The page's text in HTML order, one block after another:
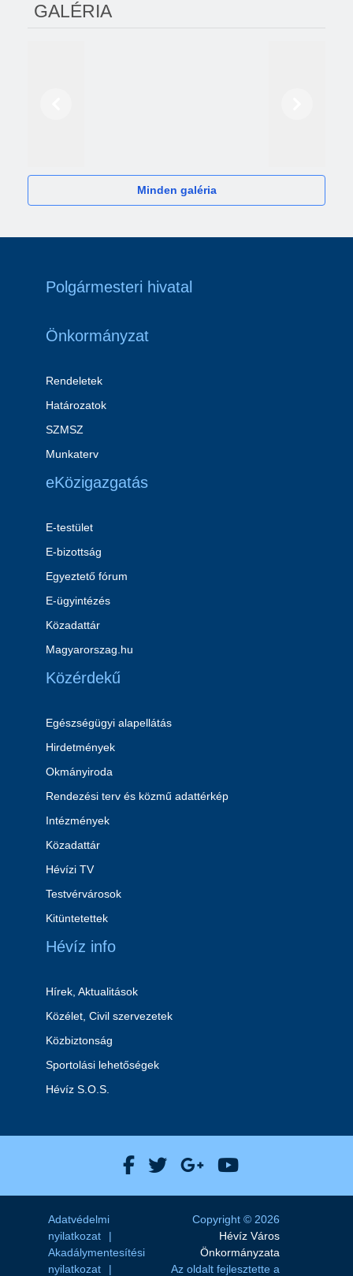
GALÉRIA
Minden galéria
Polgármesteri hivatal
Önkormányzat
Rendeletek
Határozatok
SZMSZ
Munkaterv
eKözigazgatás
E-testület
E-bizottság
Egyeztető fórum
E-ügyintézés
Közadattár
Magyarorszag.hu
Közérdekű
Egészségügyi alapellátás
Hirdetmények
Okmányiroda
Rendezési terv és közmű adattérkép
Intézmények
Közadattár
Hévízi TV
Testvérvárosok
Kitüntetettek
Hévíz info
Hírek, Aktualitások
Közélet, Civil szervezetek
Közbiztonság
Sportolási lehetőségek
Hévíz S.O.S.
Hévíz Város Facebook
Hévíz Város X
Hévíz Város
Hévíz Város
Adatvédelmi
nyilatkozat
Akadálymentesítési
nyilatkozat
Copyright © 2026
Hévíz Város
Önkormányzata
Az oldalt fejlesztette a